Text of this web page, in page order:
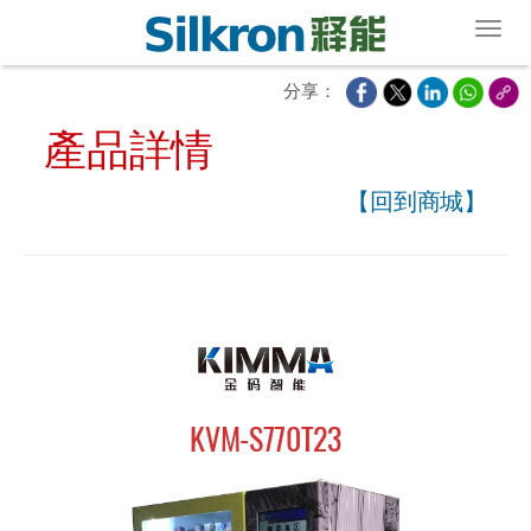
分享：
產品詳情
【回到商城】
KVM-S770T23